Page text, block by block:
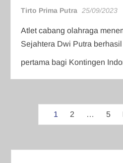
Tirto Prima Putra 25/09/2023
Atlet cabang olahraga
Sejahtera Dwi Putra
pertama bagi Kontingen
Paginasi
1 2 … 5